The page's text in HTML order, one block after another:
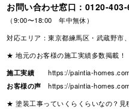
お問い合わせ窓口： 0120-
（9:00〜18:00 年中無休）
対応エリア：東京都練馬区・武蔵野市
★ 地元のお客様の施工実績多数掲載！
施工実績
https://paintia-
お客様の声
https://paintia-
★ 塗装工事っていくらくらいなの？見